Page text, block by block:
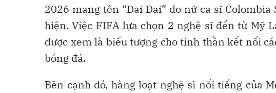
2026 mang tên “Dai Dai” do nữ ca sĩ
hiện. Việc FIFA lựa chọn 2 nghệ sĩ đến từ Mỹ
được xem là biểu tượng cho tinh thần kết nối
bóng đá.
Bên cạnh đó, hàng loạt nghệ sĩ nổi tiếng của